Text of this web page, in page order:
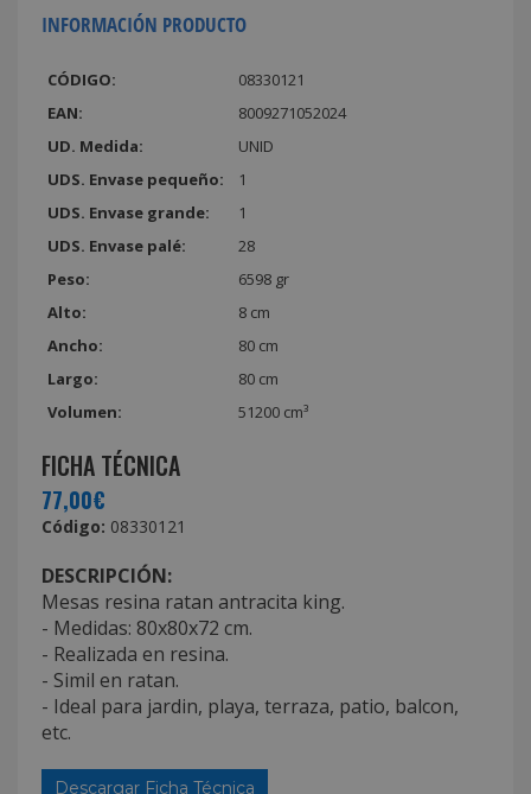
INFORMACIÓN PRODUCTO
CÓDIGO:
08330121
EAN:
8009271052024
UD. Medida:
UNID
UDS. Envase pequeño:
1
UDS. Envase grande:
1
UDS. Envase palé:
28
Peso:
6598 gr
Alto:
8 cm
Ancho:
80 cm
Largo:
80 cm
Volumen:
51200 cm³
FICHA TÉCNICA
77,00€
Código: 08330121
DESCRIPCIÓN:
Mesas resina ratan antracita king.
- Medidas: 80x80x72 cm.
- Realizada en resina.
- Simil en ratan.
- Ideal para jardin, playa, terraza, patio, balcon,
etc.
Descargar Ficha Técnica